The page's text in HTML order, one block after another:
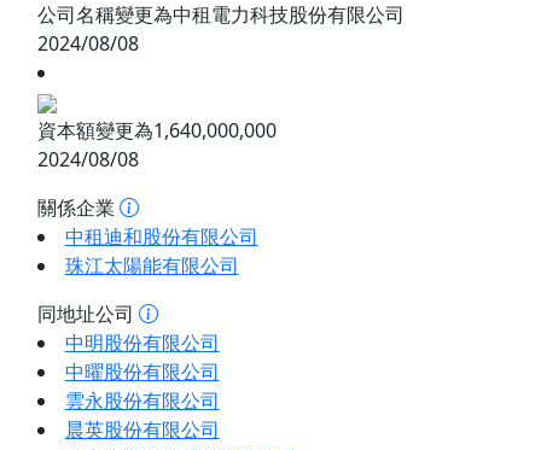
公司名稱變更為中租電力科技股份有限公司
2024/08/08
資本額變更為1,640,000,000
2024/08/08
關係企業
中租迪和股份有限公司
珠江太陽能有限公司
同地址公司
中明股份有限公司
中曜股份有限公司
雲永股份有限公司
晨英股份有限公司